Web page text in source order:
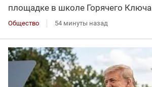
площадке в школе Горячего Ключа
Общество 54 минуты назад